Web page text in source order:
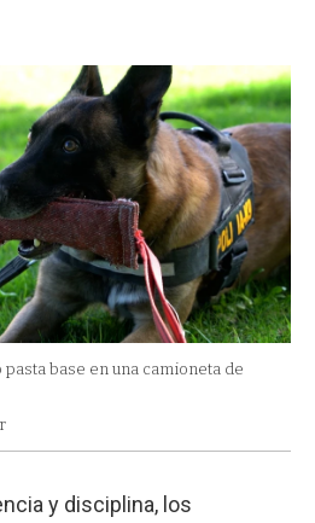
base en una camioneta de
y disciplina, los